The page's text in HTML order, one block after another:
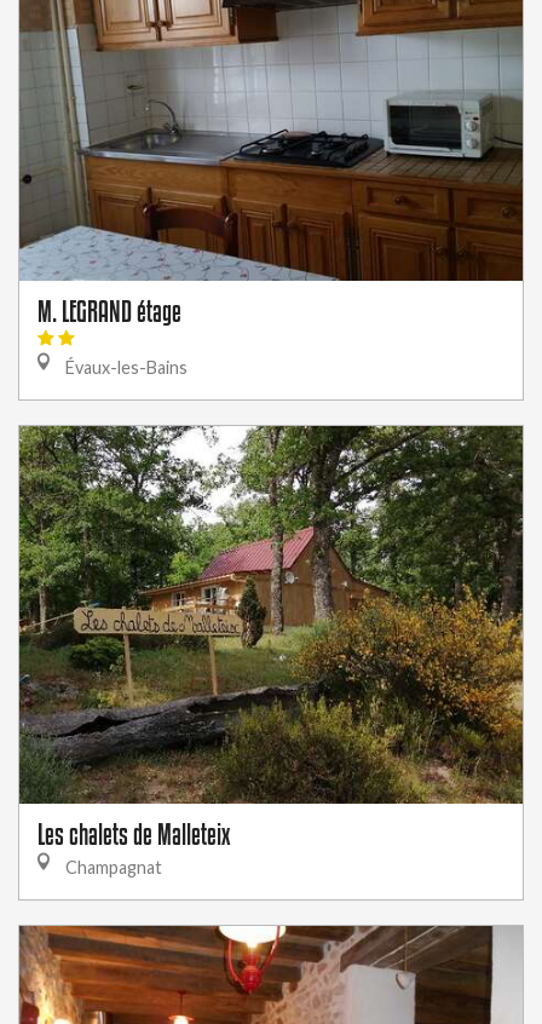
M. LEGRAND étage
Évaux-les-Bains
Les chalets de Malleteix
Champagnat